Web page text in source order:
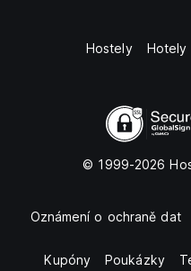
Hostely Hotely
© 1999-2026
Oznámení o ochraně dat
Kupóny Poukázky